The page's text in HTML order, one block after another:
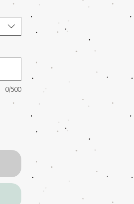
0/500